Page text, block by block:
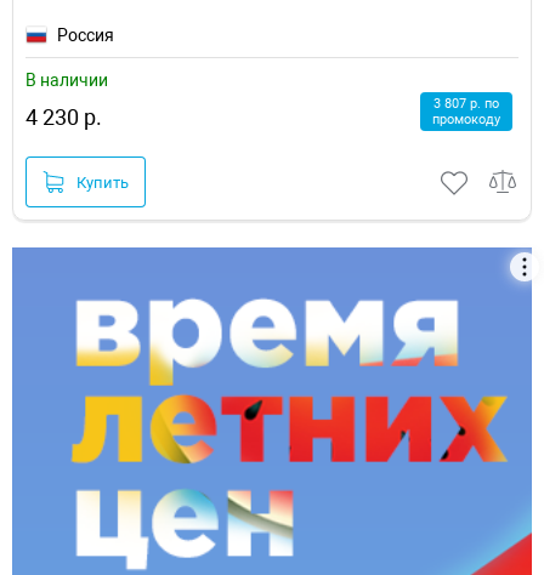
Россия
В наличии
4 230 р.
3 807 р. по
промокоду
Купить